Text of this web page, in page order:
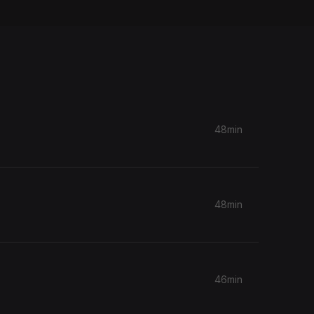
48min
48min
46min